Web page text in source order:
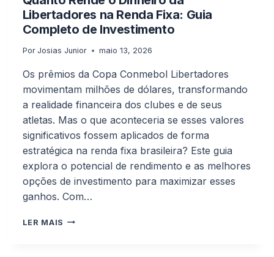
Libertadores na Renda Fixa: Guia
Completo de Investimento
Por Josias Junior maio 13, 2026
Os prêmios da Copa Conmebol Libertadores
movimentam milhões de dólares, transformando
a realidade financeira dos clubes e de seus
atletas. Mas o que aconteceria se esses valores
significativos fossem aplicados de forma
estratégica na renda fixa brasileira? Este guia
explora o potencial de rendimento e as melhores
opções de investimento para maximizar esses
ganhos. Com…
LER MAIS QUANTO